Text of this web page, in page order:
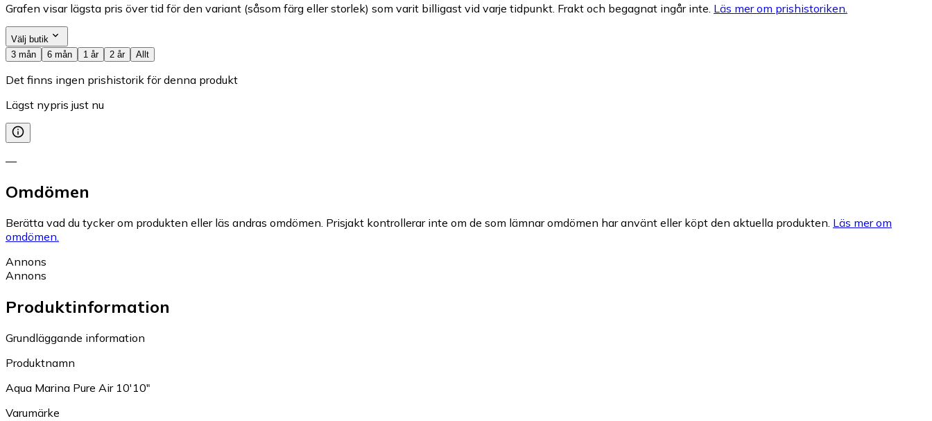
Grafen visar lägsta pris över tid för den variant (såsom färg eller storlek) som varit billigast vid varje tidpunkt. Frakt och begagnat ingår inte. Läs mer om prishistoriken.
Välj butik
3 mån
6 mån 1 år 2 år Allt
Det finns ingen prishistorik för denna produkt
Lägst nypris just nu
—
Omdömen
Berätta vad du tycker om produkten eller läs andras omdömen. Prisjakt kontrollerar inte om de som lämnar omdömen har använt eller köpt den aktuella produkten. Läs mer om
omdömen.
Annons
Annons
Produktinformation
Grundläggande information
Produktnamn
Aqua Marina Pure Air 10'10"
Varumärke